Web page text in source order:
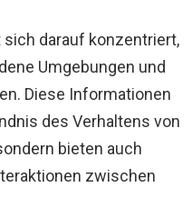
sich darauf konzentriert,
Umgebungen und
Diese Informationen
des Verhaltens von
bieten auch
zwischen